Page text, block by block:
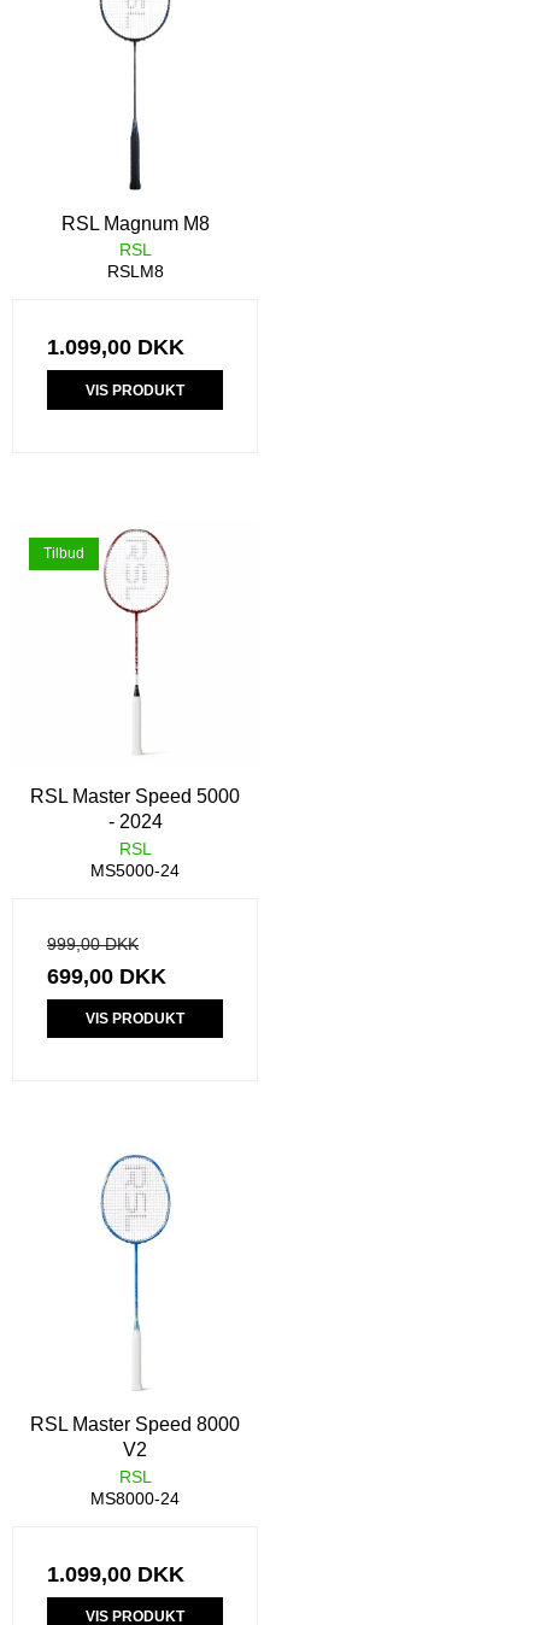
RSL Magnum M8
RSL
RSLM8
1.099,00 DKK
VIS PRODUKT
Tilbud
RSL Master Speed 5000
- 2024
RSL
MS5000-24
999,00 DKK
699,00 DKK
VIS PRODUKT
RSL Master Speed 8000
V2
RSL
MS8000-24
1.099,00 DKK
VIS PRODUKT